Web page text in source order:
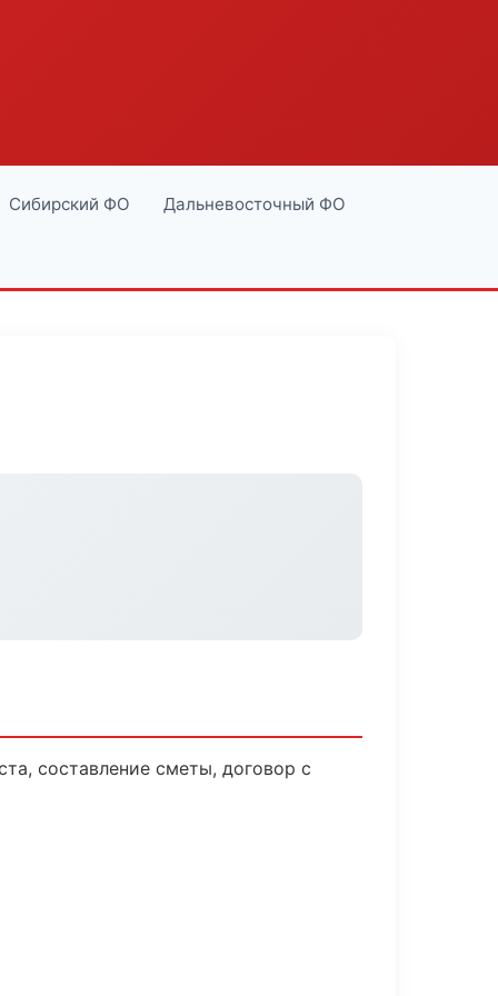
Сибирский ФО Дальневосточный ФО
составление сметы, договор с